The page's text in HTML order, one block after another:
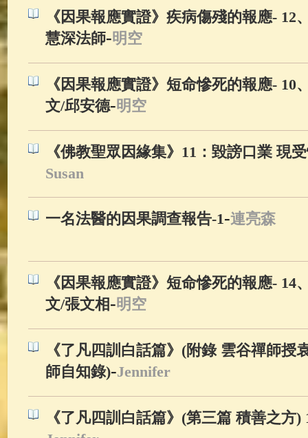
《因果報應實證》疾病傷殘的報應- 12
慧深法師-明空
《因果報應實證》短命慘死的報應- 10
文/邱安德-明空
《佛教聖眾因緣集》11：毀謗口業 現
Susan
一名法醫的因果調查報告-1-連亮森
《因果報應實證》短命慘死的報應- 14
文/張文相-明空
《了凡四訓白話篇》(附錄 雲谷禪師授
師自知錄)-Jennifer
《了凡四訓白話篇》(第三篇 積善之方